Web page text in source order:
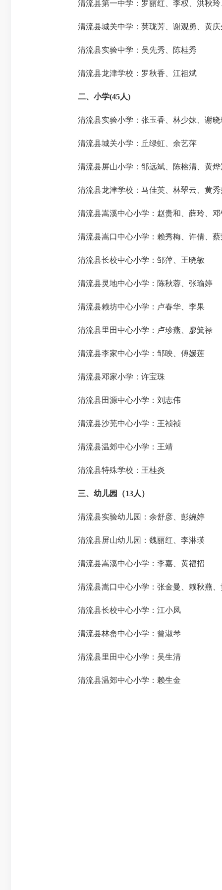
清流县第一中学：罗丽红、李权、洪秋
清流县城关中学：荚珑芳、谢观勇、黄
清流县实验中学：吴先秀、陈桂秀
清流县龙津学校：罗秋香、江祖斌
二、小学(45人)
清流县实验小学：张玉香、林少妹、谢晓
清流县城关小学：丘绿虹、余艺萍
清流县屏山小学：邹远斌、陈榕清、黄
清流县龙津学校：马佳英、林翠云、黄
清流县嵩溪中心小学：赵贵和、薛玲、邓
清流县嵩口中心小学：赖秀梅、许倩、蔡
清流县长校中心小学：邹萍、王晓敏
清流县灵地中心小学：陈秋蓉、张瑜婷
清流县赖坊中心小学：卢春华、李果
清流县里田中心小学：卢珍燕、廖箕禄
清流县李家中心小学：邹映、傅嫒莲
清流县邓家小学：许宝珠
清流县田源中心小学：刘志伟
清流县沙芜中心小学：王祯祯
清流县温郊中心小学：王靖
清流县特殊学校 ：王桂炎
三、幼儿园（13人）
清流县实验幼儿园：余舒彦、彭婉婷
清流县屏山幼儿园：魏丽红、李淋瑛
清流县嵩溪中心小学：李嘉、黄福招
清流县嵩口中心小学： 张金曼 、赖秋燕
清流县长校中心小学：江小凤
清流县林畲中心小学： 曾淑琴
清流县里田中心小学：吴生清
清流县温郊中心小学：赖生金